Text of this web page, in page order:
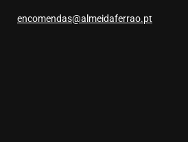
encomendas@almeidaferrao.pt